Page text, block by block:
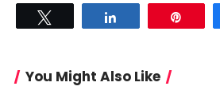
You Might Also Like